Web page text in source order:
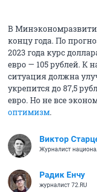
В
концу года. По
2023 года курс
евро — 105 рублей. К
ситуация должна
укрепится до 87,5
евро. Но не все
оптимизм.
Виктор
Журналист
Радик Енчу
журналист 72.RU